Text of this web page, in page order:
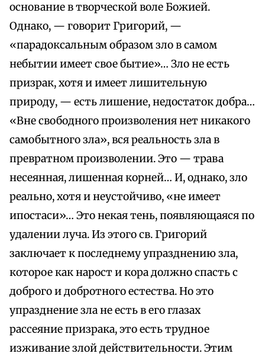
основание в творческой воле Божией.
Однако, — говорит Григорий, —
«парадоксальным образом зло в самом
небытии имеет свое бытие»… Зло не есть
призрак, хотя и имеет лишительную
природу, — есть лишение, недостаток добра…
«Вне свободного произволения нет никакого
самобытного зла», вся реальность зла в
превратном произволении. Это — трава
несеянная, лишенная корней… И, однако, зло
реально, хотя и неустойчиво, «не имеет
ипостаси»… Это некая тень, появляющаяся по
удалении луча. Из этого св. Григорий
заключает к последнему упразднению зла,
которое как нарост и кора должно спасть с
доброго и добротного естества. Но это
упразднение зла не есть в его глазах
рассеяние призрака, это есть трудное
изживание злой действительности. Этим